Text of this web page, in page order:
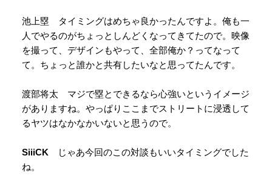
池上塁 タイミングはめちゃ良かったんですよ。俺も一
人でやるのがちょっとしんどくなってきてたので。映像
を撮って、デザインもやって、全部俺か？ってなって
て。ちょっと誰かと共有したいなと思ってたんです。
渡部将太 マジで塁とできるなら心強いというイメージ
がありますね。やっぱりここまでストリートに浸透して
るヤツはなかなかいないと思うので。
SiiiCK じゃあ今回のこの対談もいいタイミングでした
ね。